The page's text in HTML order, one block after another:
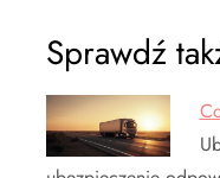
Sprawdź